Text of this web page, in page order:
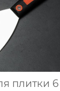
Скребок для плитки 6